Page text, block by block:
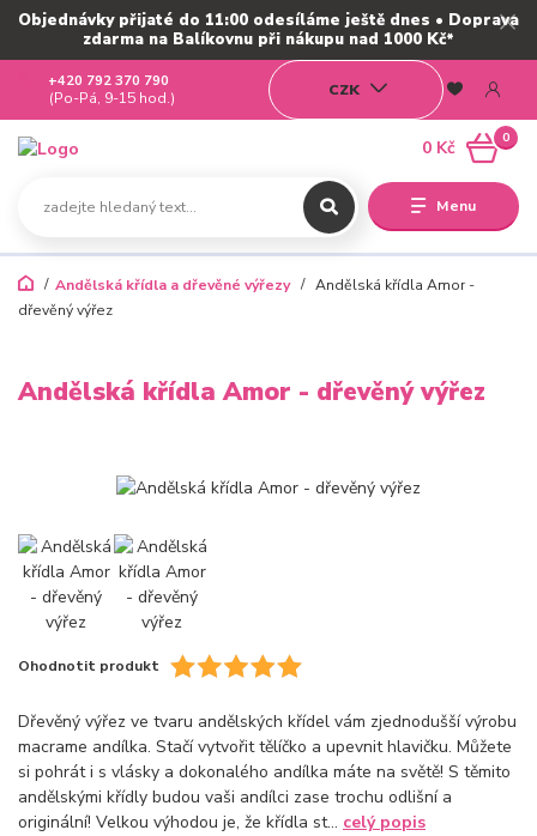
Objednávky přijaté do 11:00 odesíláme ještě dnes • Doprava
zdarma na Balíkovnu při nákupu nad 1000 Kč*
Menu
CZK
+420 792 370 790
(Po-Pá, 9-15 hod.)
0
0 Kč
Andělská křídla a dřevěné výřezy
Andělská křídla Amor -
dřevěný výřez
Andělská křídla Amor - dřevěný výřez
Ohodnotit produkt
Dřevěný výřez ve tvaru andělských křídel vám zjednodušší výrobu
macrame andílka. Stačí vytvořit tělíčko a upevnit hlavičku. Můžete
si pohrát i s vlásky a dokonalého andílka máte na světě! S těmito
andělskými křídly budou vaši andílci zase trochu odlišní a
originální! Velkou výhodou je, že křídla st... celý popis